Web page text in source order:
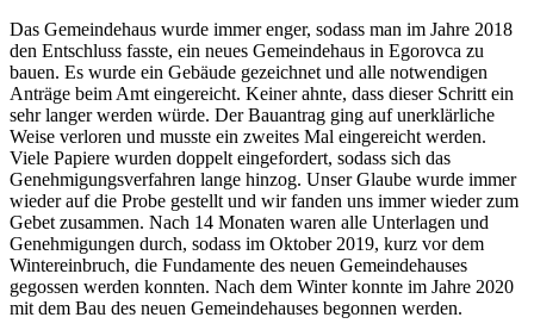
Das Gemeindehaus wurde immer enger, sodass man im Jahre 2018
den Entschluss fasste, ein neues Gemeindehaus in Egorovca zu
bauen. Es wurde ein Gebäude gezeichnet und alle notwendigen
Anträge beim Amt eingereicht. Keiner ahnte, dass dieser Schritt ein
sehr langer werden würde. Der Bauantrag ging auf unerklärliche
Weise verloren und musste ein zweites Mal eingereicht werden.
Viele Papiere wurden doppelt eingefordert, sodass sich das
Genehmigungsverfahren lange hinzog. Unser Glaube wurde immer
wieder auf die Probe gestellt und wir fanden uns immer wieder zum
Gebet zusammen. Nach 14 Monaten waren alle Unterlagen und
Genehmigungen durch, sodass im Oktober 2019, kurz vor dem
Wintereinbruch, die Fundamente des neuen Gemeindehauses
gegossen werden konnten. Nach dem Winter konnte im Jahre 2020
mit dem Bau des neuen Gemeindehauses begonnen werden.